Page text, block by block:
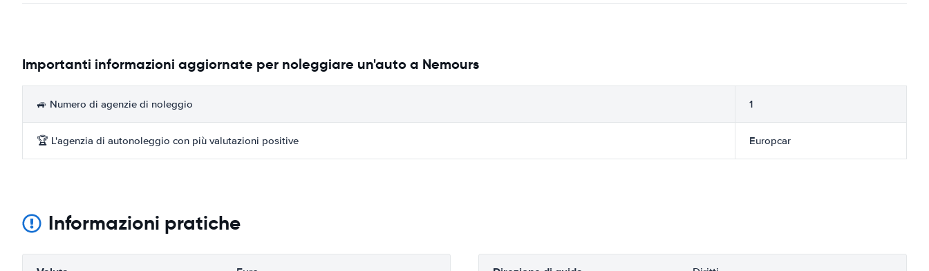
Importanti informazioni aggiornate per noleggiare un'auto a Nemours
🚙 Numero di agenzie di noleggio 1
🏆 L'agenzia di autonoleggio con più valutazioni positive Europcar
Informazioni pratiche